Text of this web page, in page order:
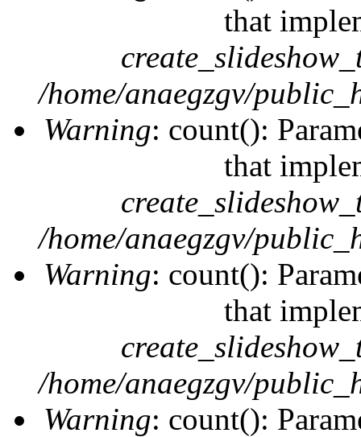
that
/home/anaegzgv/
Warning: count():
that
/home/anaegzgv/
Warning: count():
that
/home/anaegzgv/
Warning: count():